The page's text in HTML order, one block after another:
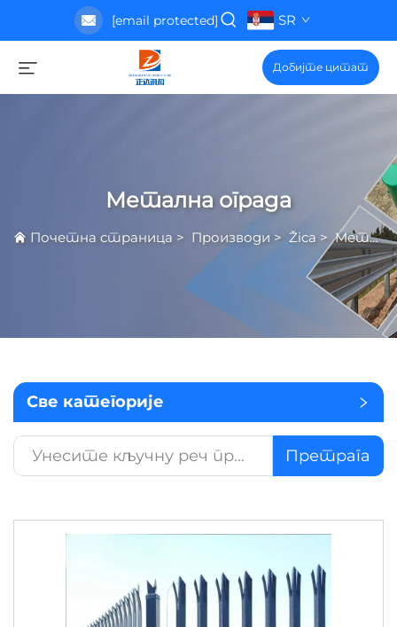
[email protected] SR
Добијте цитат
Метална ограда
Почетна страница > Производи > Žica >Метална ограда
Све категорије
Претрага